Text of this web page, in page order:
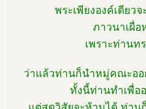
พระเพียงองค์เดียว
ภาวนาเผื่
เพราะท่านท
ว่าแล้วท่านก็นำหมู่คณะออ
ทั้งนี้ท่านทำเพื่อ